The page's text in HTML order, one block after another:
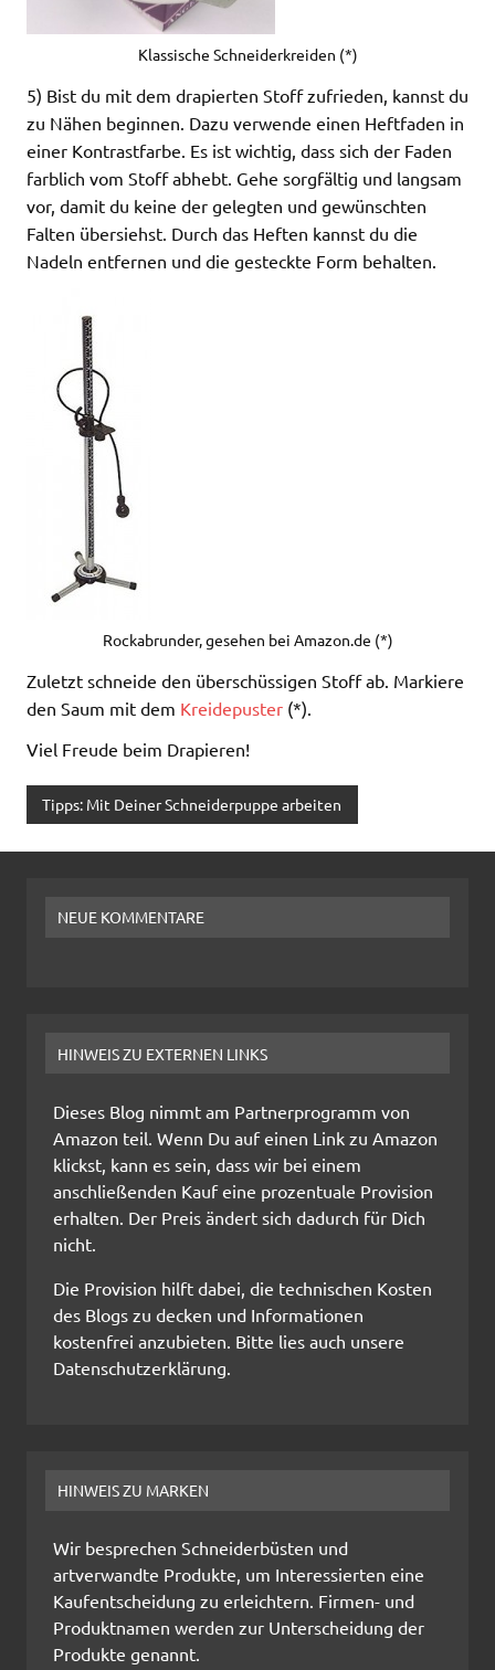
Klassische Schneiderkreiden (*)
5) Bist du mit dem drapierten Stoff zufrieden, kannst du
zu Nähen beginnen. Dazu verwende einen Heftfaden in
einer Kontrastfarbe. Es ist wichtig, dass sich der Faden
farblich vom Stoff abhebt. Gehe sorgfältig und langsam
vor, damit du keine der gelegten und gewünschten
Falten übersiehst. Durch das Heften kannst du die
Nadeln entfernen und die gesteckte Form behalten.
Rockabrunder, gesehen bei Amazon.de (*)
Zuletzt schneide den überschüssigen Stoff ab. Markiere
den Saum mit dem Kreidepuster (*).
Viel Freude beim Drapieren!
Tipps: Mit Deiner Schneiderpuppe arbeiten
NEUE KOMMENTARE
HINWEIS ZU EXTERNEN LINKS
Dieses Blog nimmt am Partnerprogramm von
Amazon teil. Wenn Du auf einen Link zu Amazon
klickst, kann es sein, dass wir bei einem
anschließenden Kauf eine prozentuale Provision
erhalten. Der Preis ändert sich dadurch für Dich
nicht.
Die Provision hilft dabei, die technischen Kosten
des Blogs zu decken und Informationen
kostenfrei anzubieten. Bitte lies auch unsere
Datenschutzerklärung.
HINWEIS ZU MARKEN
Wir besprechen Schneiderbüsten und
artverwandte Produkte, um Interessierten eine
Kaufentscheidung zu erleichtern. Firmen- und
Produktnamen werden zur Unterscheidung der
Produkte genannt.